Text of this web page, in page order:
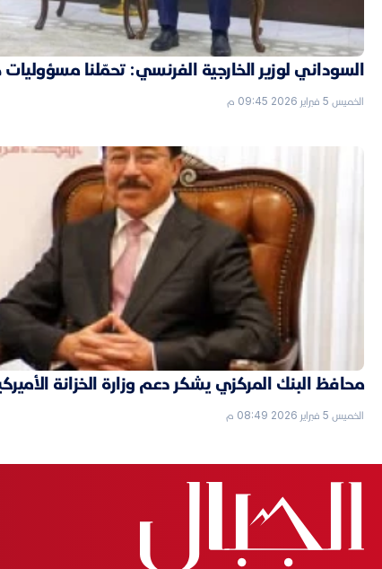
السوداني لوزير الخارجية الفرنسي: تحمّلنا
الخميس 5 فبراير 2026 09:45 م
محافظ البنك المركزي يشكر دعم وزارة الخزانة
الخميس 5 فبراير 2026 08:49 م